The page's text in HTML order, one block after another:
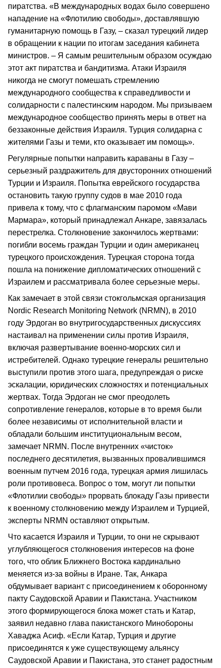
пиратства. «В международных водах было совершено
нападение на «Флотилию свободы», доставлявшую
гуманитарную помощь в Газу, – сказал турецкий лидер
в обращении к нации по итогам заседания кабинета
министров. – Я самым решительным образом осуждаю
этот акт пиратства и бандитизма. Атаки Израиля
никогда не смогут помешать стремлению
международного сообщества к справедливости и
солидарности с палестинским народом. Мы призываем
международное сообщество принять меры в ответ на
беззаконные действия Израиля. Турция солидарна с
жителями Газы и теми, кто оказывает им помощь».
Регулярные попытки направить караваны в Газу –
серьезный раздражитель для двусторонних отношений
Турции и Израиля. Попытка еврейского государства
остановить такую группу судов в мае 2010 года
привела к тому, что с флагманским паромом «Мави
Мармара», который принадлежал Анкаре, завязалась
перестрелка. Столкновение закончилось жертвами:
погибли восемь граждан Турции и один американец
турецкого происхождения. Турецкая сторона тогда
пошла на понижение дипломатических отношений с
Израилем и рассматривала более серьезные меры.
Как замечает в этой связи стокгольмская организация
Nordic Research Monitoring Network (NRMN), в 2010
году Эрдоган во внутригосударственных дискуссиях
настаивал на применении силы против Израиля,
включая развертывание военно-морских сил и
истребителей. Однако турецкие генералы решительно
выступили против этого шага, предупреждая о риске
эскалации, юридических сложностях и потенциальных
жертвах. Тогда Эрдоган не смог преодолеть
сопротивление генералов, которые в то время были
более независимы от исполнительной власти и
обладали большим институциональным весом,
замечает NRMN. После внутренних «чисток»
последнего десятилетия, вызванных провалившимся
военным путчем 2016 года, турецкая армия лишилась
роли противовеса. Вопрос о том, могут ли попытки
«Флотилии свободы» прорвать блокаду Газы привести
к военному столкновению между Израилем и Турцией,
эксперты NRMN оставляют открытым.
Что касается Израиля и Турции, то они не скрывают
углубляющегося столкновения интересов на фоне
того, что облик Ближнего Востока кардинально
меняется из-за войны в Иране. Так, Анкара
обдумывает вариант с присоединением к оборонному
пакту Саудовской Аравии и Пакистана. Участником
этого формирующегося блока может стать и Катар,
заявил недавно глава пакистанского Минобороны
Хаваджа Асиф. «Если Катар, Турция и другие
присоединятся к уже существующему альянсу
Саудовской Аравии и Пакистана, это станет радостным